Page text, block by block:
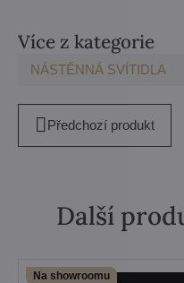
Více z kategorie
NÁSTĚNNÁ SVÍTIDLA
Předchozí produkt
Další
Na showroomu